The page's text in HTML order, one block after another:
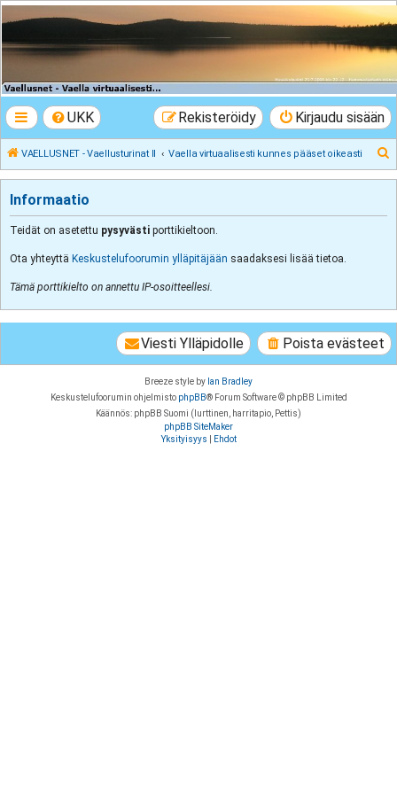
VAELLUSNET -
Vaellusturinat II
UKK Kirjaudu sisään
Rekisteröidy
VAELLUSNET - Vaellusturinat II Vaella virtuaalisesti kunnes pääset oikeasti
Informaatio
Teidät on asetettu pysyvästi porttikieltoon.
Ota yhteyttä Keskustelufoorumin ylläpitäjään saadaksesi lisää tietoa.
Tämä porttikielto on annettu IP-osoitteellesi.
Poista evästeet
Viesti Ylläpidolle
Breeze style by Ian Bradley
Keskustelufoorumin ohjelmisto phpBB® Forum Software © phpBB Limited
Käännös: phpBB Suomi (lurttinen, harritapio, Pettis)
phpBB SiteMaker
Yksityisyys
Ehdot